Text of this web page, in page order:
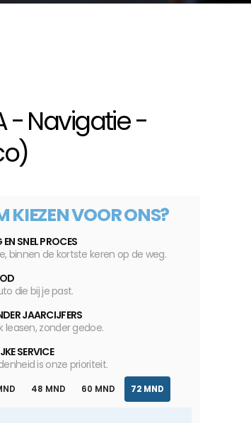
- Navigatie -
KIEZEN VOOR ONS?
SNEL PROCES
binnen de kortste keren op de weg.
die bij je past.
JAARCIJFERS
leasen, zonder gedoe.
SERVICE
is onze prioriteit.
48 MND 60 MND 72 MND